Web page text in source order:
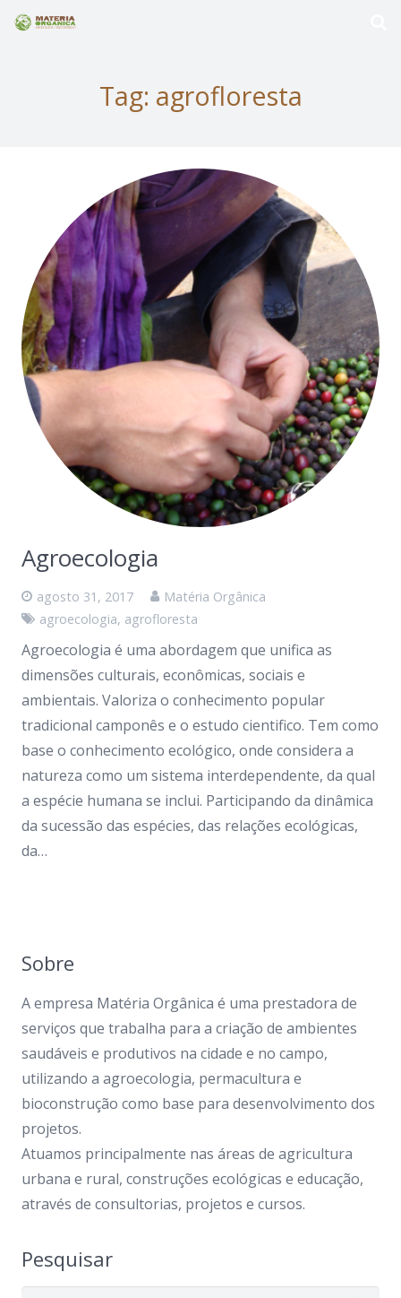
Tag: agrofloresta
Agroecologia
agosto 31, 2017
Matéria Orgânica
agroecologia, agrofloresta
Agroecologia é uma abordagem que unifica as
dimensões culturais, econômicas, sociais e
ambientais. Valoriza o conhecimento popular
tradicional camponês e o estudo cientifico. Tem como
base o conhecimento ecológico, onde considera a
natureza como um sistema interdependente, da qual
a espécie humana se inclui. Participando da dinâmica
da sucessão das espécies, das relações ecológicas,
da…
Sobre
A empresa Matéria Orgânica é uma prestadora de
serviços que trabalha para a criação de ambientes
saudáveis e produtivos na cidade e no campo,
utilizando a agroecologia, permacultura e
bioconstrução como base para desenvolvimento dos
projetos.
Atuamos principalmente nas áreas de agricultura
urbana e rural, construções ecológicas e educação,
através de consultorias, projetos e cursos.
Pesquisar